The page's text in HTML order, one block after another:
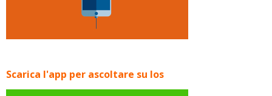
Scarica l'app per ascoltare su Ios